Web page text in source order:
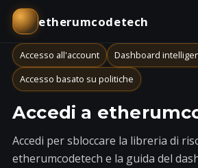
etherumcodetech
Accesso all'account
Dashboard
Accesso basato su politiche
Accedi a
Accedi per sbloccare la libreria di
etherumcodetech e la guida del